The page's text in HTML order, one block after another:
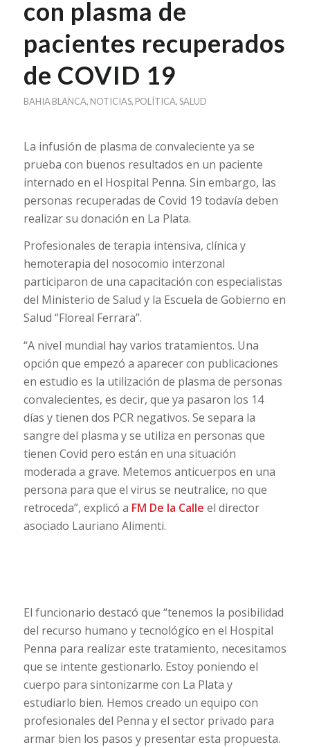
con plasma de
pacientes recuperados
de COVID 19
BAHIA BLANCA, NOTICIAS, POLÍTICA,SALUD
La infusión de plasma de convaleciente ya se
prueba con buenos resultados en un paciente
internado en el Hospital Penna. Sin embargo, las
personas recuperadas de Covid 19 todavía deben
realizar su donación en La Plata.
Profesionales de terapia intensiva, clínica y
hemoterapia del nosocomio interzonal
participaron de una capacitación con especialistas
del Ministerio de Salud y la Escuela de Gobierno en
Salud “Floreal Ferrara”.
“A nivel mundial hay varios tratamientos. Una
opción que empezó a aparecer con publicaciones
en estudio es la utilización de plasma de personas
convalecientes, es decir, que ya pasaron los 14
días y tienen dos PCR negativos. Se separa la
sangre del plasma y se utiliza en personas que
tienen Covid pero están en una situación
moderada a grave. Metemos anticuerpos en una
persona para que el virus se neutralice, no que
retroceda”, explicó a FM De la Calle el director
asociado Lauriano Alimenti.
El funcionario destacó que “tenemos la posibilidad
del recurso humano y tecnológico en el Hospital
Penna para realizar este tratamiento, necesitamos
que se intente gestionarlo. Estoy poniendo el
cuerpo para sintonizarme con La Plata y
estudiarlo bien. Hemos creado un equipo con
profesionales del Penna y el sector privado para
armar bien los pasos y presentar esta propuesta.